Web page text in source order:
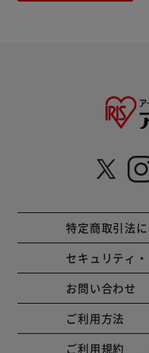
特定商取引法
セキュリティ
お問い合わせ
ご利用方法
ご利用規約